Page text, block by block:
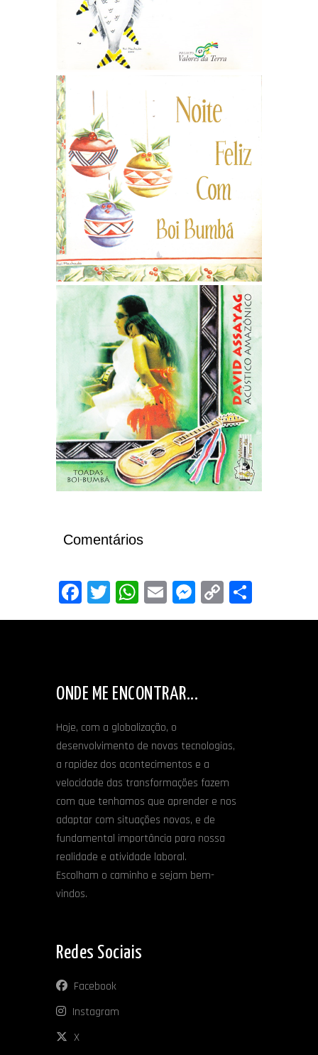
Comentários
Facebook
TwitterWhatsApp
EmailMessenger
Copy
Link
ONDE ME ENCONTRAR...
Hoje, com a globalização, o
desenvolvimento de novas tecnologias,
a rapidez dos acontecimentos e a
velocidade das transformações fazem
com que tenhamos que aprender e nos
adaptar com situações novas, e de
fundamental importância para nossa
realidade e atividade laboral.
Escolham o caminho e sejam bem-
vindos.
Redes Sociais
Facebook
Instagram
X